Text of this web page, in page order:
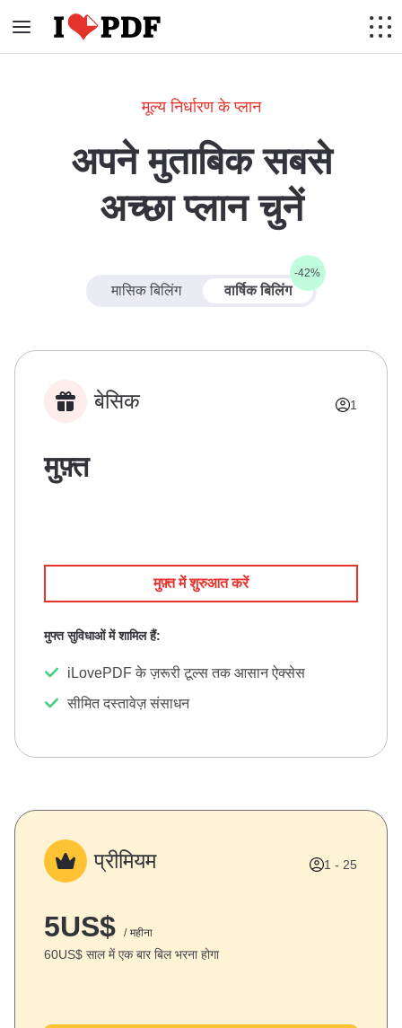
मूल्य निर्धारण के प्लान
अपने मुताबिक सबसे
अच्छा प्लान चुनें
मासिक बिलिंग वार्षिक बिलिंग
-42%
बेसिक 1
मुफ़्त
मुफ़्त में शुरुआत करें
मुफ्त सुविधाओं में शामिल हैं:
iLovePDF के ज़रूरी टूल्स तक आसान ऐक्सेस
सीमित दस्तावेज़ संसाधन
प्रीमियम 1 - 25
5US$ / महीना
60US$ साल में एक बार बिल भरना होगा